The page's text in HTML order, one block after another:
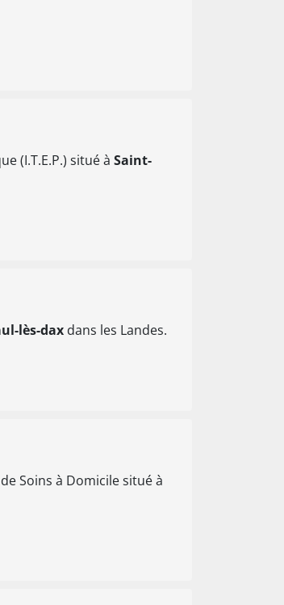
(I.T.E.P.) situé à Saint-
lès-dax dans les Landes.
Soins à Domicile situé à